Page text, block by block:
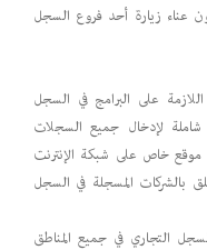
عناء زيارة أحد فروع السجل
على البرامج في السجل
شاملة لإدخال جميع السجلات
موقع خاص على شبكة الإنترنت
بالشركات المسجلة في السجل
التجاري في جميع المناطق